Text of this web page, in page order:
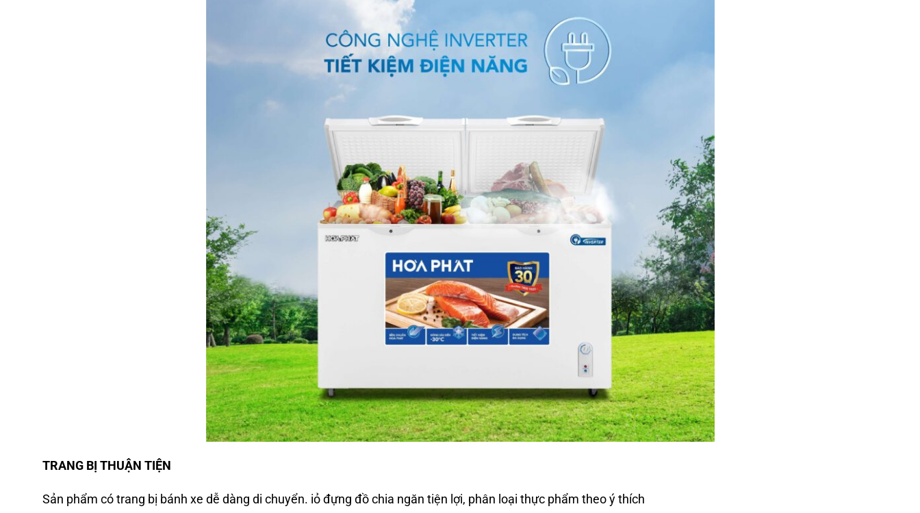
TRANG BỊ THUẬN TIỆN
Sản phẩm có trang bị bánh xe dễ dàng di chuyển. iỏ đựng đồ chia ngăn tiện lợi, phân loại thực phẩm theo ý thích